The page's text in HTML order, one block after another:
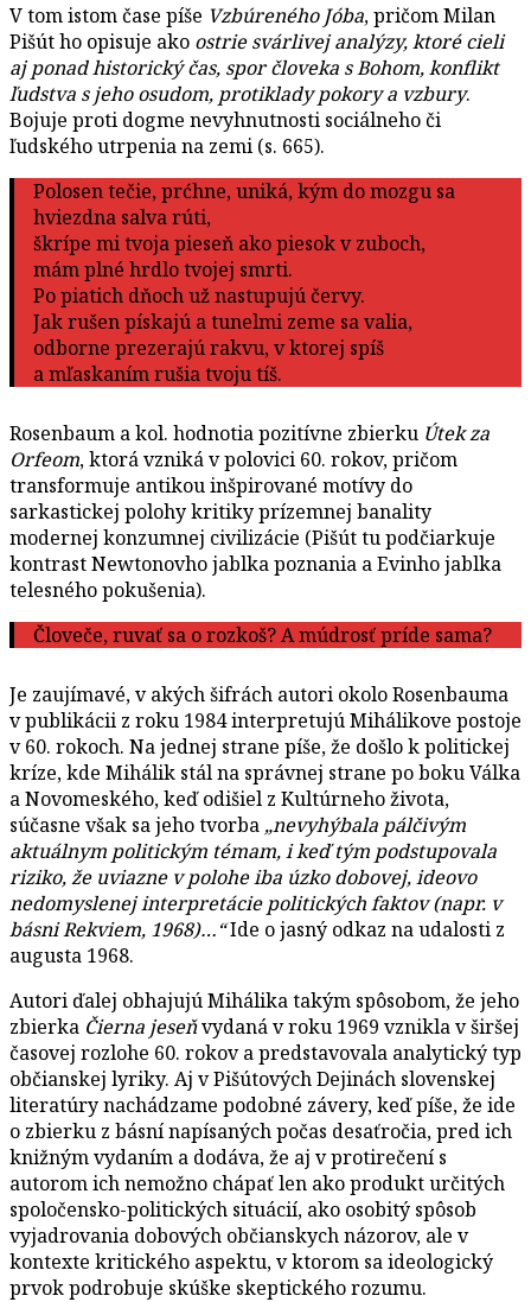
V tom istom čase píše Vzbúreného Jóba, pričom Milan
Pišút ho opisuje ako ostrie svárlivej analýzy, ktoré cieli
aj ponad historický čas, spor človeka s Bohom, konflikt
ľudstva s jeho osudom, protiklady pokory a vzbury.
Bojuje proti dogme nevyhnutnosti sociálneho či
ľudského utrpenia na zemi (s. 665).
Polosen tečie, prćhne, uniká, kým do mozgu sa
hviezdna salva rúti,
škrípe mi tvoja pieseň ako piesok v zuboch,
mám plné hrdlo tvojej smrti.
Po piatich dňoch už nastupujú červy.
Jak rušen pískajú a tunelmi zeme sa valia,
odborne prezerajú rakvu, v ktorej spíš
a mľaskaním rušia tvoju tíš.
Rosenbaum a kol. hodnotia pozitívne zbierku Útek za
Orfeom, ktorá vzniká v polovici 60. rokov, pričom
transformuje antikou inšpirované motívy do
sarkastickej polohy kritiky prízemnej banality
modernej konzumnej civilizácie (Pišút tu podčiarkuje
kontrast Newtonovho jablka poznania a Evinho jablka
telesného pokušenia).
Človeče, ruvať sa o rozkoš? A múdrosť príde sama?
Je zaujímavé, v akých šifrách autori okolo Rosenbauma
v publikácii z roku 1984 interpretujú Mihálikove postoje
v 60. rokoch. Na jednej strane píše, že došlo k politickej
kríze, kde Mihálik stál na správnej strane po boku Válka
a Novomeského, keď odišiel z Kultúrneho života,
súčasne však sa jeho tvorba „nevyhýbala pálčivým
aktuálnym politickým témam, i keď tým podstupovala
riziko, že uviazne v polohe iba úzko dobovej, ideovo
nedomyslenej interpretácie politických faktov (napr. v
básni Rekviem, 1968)…“Ide o jasný odkaz na udalosti z
augusta 1968.
Autori ďalej obhajujú Mihálika takým spôsobom, že jeho
zbierka Čierna jeseňvydaná v roku 1969 vznikla v širšej
časovej rozlohe 60. rokov a predstavovala analytický typ
občianskej lyriky. Aj v Pišútových Dejinách slovenskej
literatúry nachádzame podobné závery, keď píše, že ide
o zbierku z básní napísaných počas desaťročia, pred ich
knižným vydaním a dodáva, že aj v protirečení s
autorom ich nemožno chápať len ako produkt určitých
spoločensko-politických situácií, ako osobitý spôsob
vyjadrovania dobových občianskych názorov, ale v
kontexte kritického aspektu, v ktorom sa ideologický
prvok podrobuje skúške skeptického rozumu.